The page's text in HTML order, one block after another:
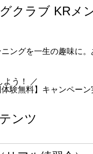
クラブ KR メ
ングを一生の趣味に
よう！ ／
験無料】キャンペーン
ンツ